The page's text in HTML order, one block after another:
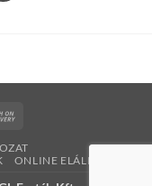
Delivery
ONLINE ELÁLLÁS